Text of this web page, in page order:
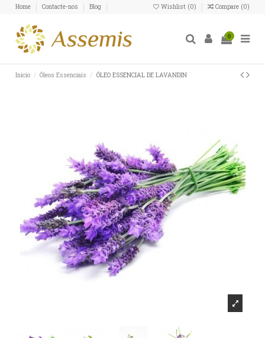
Home Contacte-nos Blog Wishlist (0) Compare (0)
0
Início Óleos Essenciais ÓLEO ESSENCIAL DE LAVANDIN